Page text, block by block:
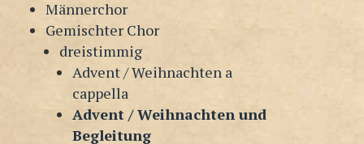
Männerchor
Gemischter Chor
dreistimmig
Advent / Weihnachten a
cappella
Advent / Weihnachten und
Begleitung